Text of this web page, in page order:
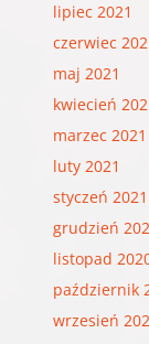
lipiec 2021
czerwiec
maj 2021
kwiecień
marzec 2021
luty 2021
styczeń 2021
grudzień
listopad
październik
wrzesień